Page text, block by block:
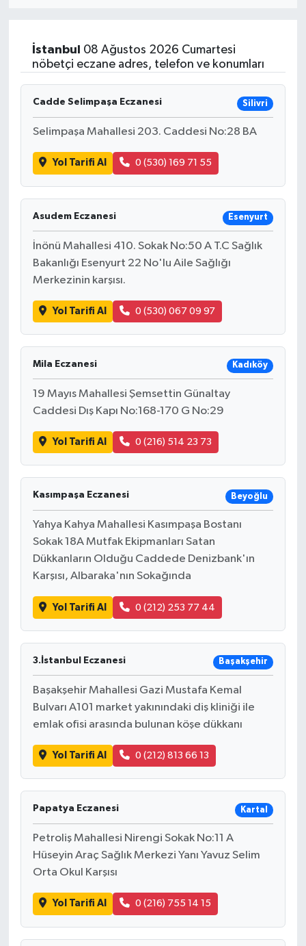
İstanbul
08 Ağustos 2026 Cumartesi
nöbetçi eczane adres, telefon ve konumları
Cadde Selimpaşa Eczanesi Silivri
Selimpaşa Mahallesi 203. Caddesi No:28 BA
Yol Tarifi Al 0 (530) 169 71 55
Asudem Eczanesi Esenyurt
İnönü Mahallesi 410. Sokak No:50 A T.C Sağlık
Bakanlığı Esenyurt 22 No'lu Aile Sağlığı
Merkezinin karşısı.
Yol Tarifi Al 0 (530) 067 09 97
Mila Eczanesi Kadıköy
19 Mayıs Mahallesi Şemsettin Günaltay
Caddesi Dış Kapı No:168-170 G No:29
Yol Tarifi Al 0 (216) 514 23 73
Kasımpaşa Eczanesi Beyoğlu
Yahya Kahya Mahallesi Kasımpaşa Bostanı
Sokak 18A Mutfak Ekipmanları Satan
Dükkanların Olduğu Caddede Denizbank'ın
Karşısı, Albaraka'nın Sokağında
Yol Tarifi Al 0 (212) 253 77 44
3.İstanbul Eczanesi Başakşehir
Başakşehir Mahallesi Gazi Mustafa Kemal
Bulvarı A101 market yakınındaki diş kliniği ile
emlak ofisi arasında bulunan köşe dükkanı
Yol Tarifi Al 0 (212) 813 66 13
Papatya Eczanesi Kartal
Petroliş Mahallesi Nirengi Sokak No:11 A
Hüseyin Araç Sağlık Merkezi Yanı Yavuz Selim
Orta Okul Karşısı
Yol Tarifi Al 0 (216) 755 14 15
Sağlık
Magazin
Gündem
Kültür & Sanat
Teknoloji
Bilim
Genel
Bilim, Teknoloji